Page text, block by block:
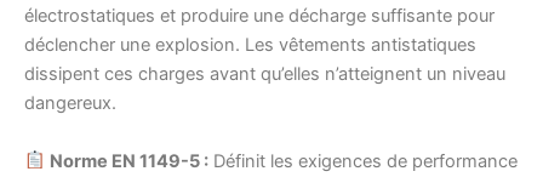
électrostatiques et produire une décharge suffisante pour
déclencher une explosion. Les vêtements antistatiques
dissipent ces charges avant qu’elles n’atteignent un niveau
dangereux.
Norme EN 1149-5 :Définit les exigences de performance